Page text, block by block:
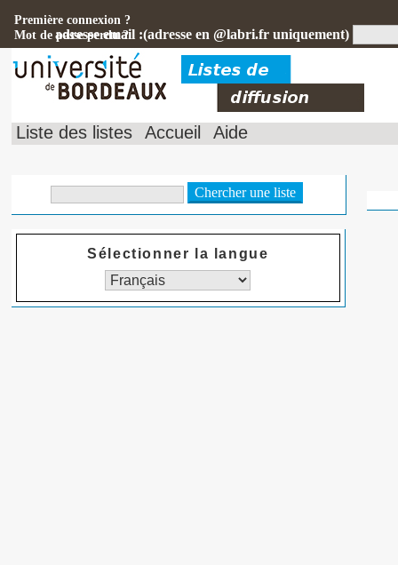
adresse email :(adresse en @labri.fr uniquement)
Première connexion ?
Mot de passe perdu ?
Liste des listes Accueil Aide
Sélectionner la langue